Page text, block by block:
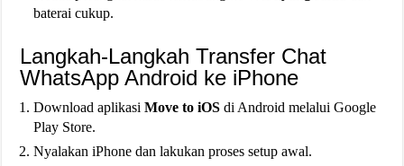
baterai cukup.
Langkah-Langkah Transfer Chat
WhatsApp Android ke iPhone
Download aplikasiMove to iOS di Android melalui Google
Play Store.
Nyalakan iPhone dan lakukan proses setup awal.